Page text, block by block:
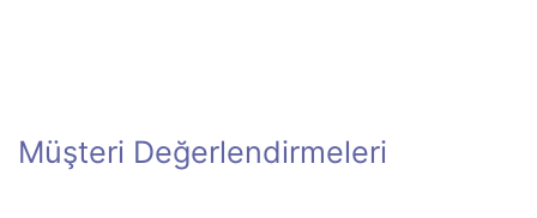
Müşteri Değerlendirmeleri